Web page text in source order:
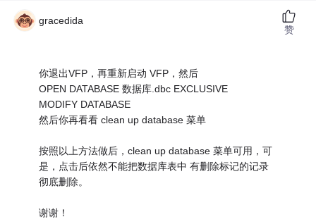
gracedida
你退出VFP，再重新启动 VFP，然后
OPEN DATABASE 数据库.dbc EXCLUSIVE
MODIFY DATABASE
然后你再看看 clean up database 菜单
按照以上方法做后，clean up database 菜单可用，可
是，点击后依然不能把数据库表中 有删除标记的记录
彻底删除。
谢谢！
赞